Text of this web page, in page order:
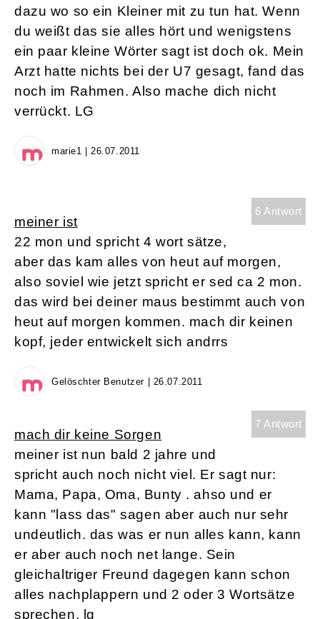
dazu wo so ein Kleiner mit zu tun hat. Wenn
du weißt das sie alles hört und wenigstens
ein paar kleine Wörter sagt ist doch ok. Mein
Arzt hatte nichts bei der U7 gesagt, fand das
noch im Rahmen. Also mache dich nicht
verrückt. LG
marie1 | 26.07.2011
6 Antwort
meiner ist
22 mon und spricht 4 wort sätze,
aber das kam alles von heut auf morgen,
also soviel wie jetzt spricht er sed ca 2 mon.
das wird bei deiner maus bestimmt auch von
heut auf morgen kommen. mach dir keinen
kopf, jeder entwickelt sich andrrs
Gelöschter Benutzer | 26.07.2011
7 Antwort
mach dir keine Sorgen
meiner ist nun bald 2 jahre und
spricht auch noch nicht viel. Er sagt nur:
Mama, Papa, Oma, Bunty . ahso und er
kann "lass das" sagen aber auch nur sehr
undeutlich. das was er nun alles kann, kann
er aber auch noch net lange. Sein
gleichaltriger Freund dagegen kann schon
alles nachplappern und 2 oder 3 Wortsätze
sprechen. lg